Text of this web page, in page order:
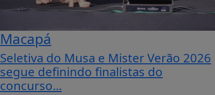
Macapá
Seletiva do Musa e Mister Verão 2026
segue definindo finalistas do
concurso...